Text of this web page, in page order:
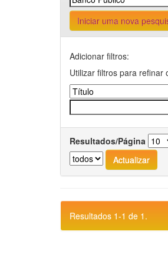
Iniciar uma nova
Adicionar filtros:
Utilizar filtros para refinar
Resultados/Página
Resultados 1-1 de 1.